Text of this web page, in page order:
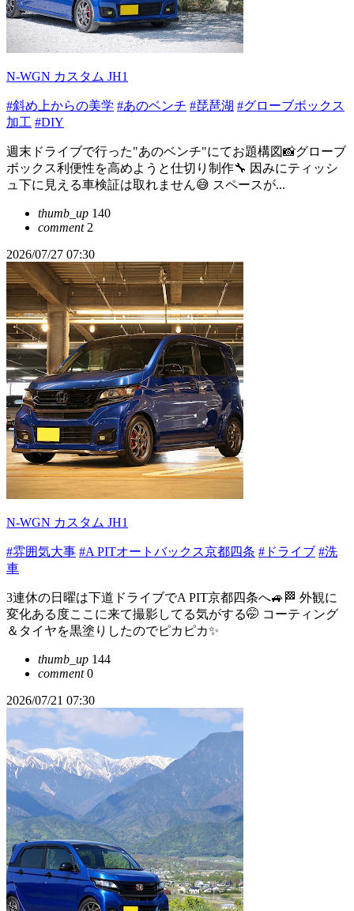
N-WGN カスタム JH1
#斜め上からの美学 #あのベンチ #琵琶湖 #グローブボックス
加工 #DIY
週末ドライブで行った"あのベンチ"にてお題構図📸グローブ
ボックス利便性を高めようと仕切り制作🔧 因みにティッシ
ュ下に見える車検証は取れません😅 スペースが...
thumb_up 140
comment2
2026/07/27 07:30
N-WGN カスタム JH1
#雰囲気大事 #A PITオートバックス京都四条 #ドライブ #洗
車
3連休の日曜は下道ドライブでA PIT京都四条へ🚙🏁 外観に
変化ある度ここに来て撮影してる気がする🤭 コーティング
＆タイヤを黒塗りしたのでピカピカ✨
thumb_up 144
comment0
2026/07/21 07:30